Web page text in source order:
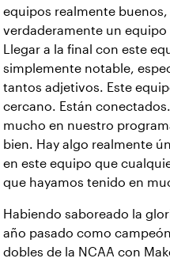
equipos realmente buenos,
verdaderamente un equipo
Llegar a la final con este
simplemente notable,
tantos adjetivos. Este
cercano. Están
mucho en nuestro
bien. Hay algo realmente
en este equipo que
que hayamos tenido en
Habiendo saboreado la
año pasado como
dobles de la NCAA con